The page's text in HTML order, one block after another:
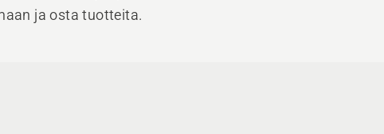
ja osta tuotteita.